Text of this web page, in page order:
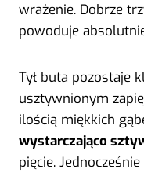
wrażenie. Dobrze
powoduje
Tył buta pozostaje
usztywnionym
ilością miękkich
wystarczająco
pięcie.